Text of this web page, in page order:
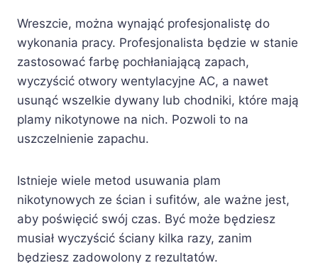
Wreszcie, można wynająć profesjonalistę do
wykonania pracy. Profesjonalista będzie w stanie
zastosować farbę pochłaniającą zapach,
wyczyścić otwory wentylacyjne AC, a nawet
usunąć wszelkie dywany lub chodniki, które mają
plamy nikotynowe na nich. Pozwoli to na
uszczelnienie zapachu.
Istnieje wiele metod usuwania plam
nikotynowych ze ścian i sufitów, ale ważne jest,
aby poświęcić swój czas. Być może będziesz
musiał wyczyścić ściany kilka razy, zanim
będziesz zadowolony z rezultatów.